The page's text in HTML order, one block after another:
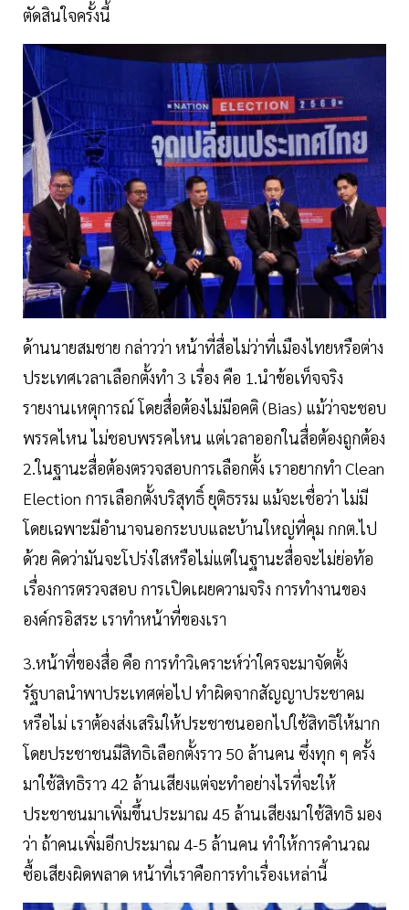
ตัดสินใจครั้งนี้
ด้านนายสมชาย กล่าวว่า หน้าที่สื่อไม่ว่าที่เมืองไทยหรือต่าง
ประเทศเวลาเลือกตั้งทำ 3 เรื่อง คือ 1.นำข้อเท็จจริง
รายงานเหตุการณ์ โดยสื่อต้องไม่มีอคติ (Bias) แม้ว่าจะชอบ
พรรคไหน ไม่ชอบพรรคไหน แต่เวลาออกในสื่อต้องถูกต้อง
2.ในฐานะสื่อต้องตรวจสอบการเลือกตั้ง เราอยากทำ Clean
Election การเลือกตั้งบริสุทธิ์ ยุติธรรม แม้จะเชื่อว่า ไม่มี
โดยเฉพาะมีอำนาจนอกระบบและบ้านใหญ่ที่คุม กกต.ไป
ด้วย คิดว่ามันจะโปร่งใสหรือไม่แต่ในฐานะสื่อจะไม่ย่อท้อ
เรื่องการตรวจสอบ การเปิดเผยความจริง การทำงานของ
องค์กรอิสระ เราทำหน้าที่ของเรา
3.หน้าที่ของสื่อ คือ การทำวิเคราะห์ว่าใครจะมาจัดตั้ง
รัฐบาลนำพาประเทศต่อไป ทำผิดจากสัญญาประชาคม
หรือไม่ เราต้องส่งเสริมให้ประชาชนออกไปใช้สิทธิให้มาก
โดยประชาชนมีสิทธิเลือกตั้งราว 50 ล้านคน ซึ่งทุก ๆ ครั้ง
มาใช้สิทธิราว 42 ล้านเสียงแต่จะทำอย่างไรที่จะให้
ประชาชนมาเพิ่มขึ้นประมาณ 45 ล้านเสียงมาใช้สิทธิ มอง
ว่า ถ้าคนเพิ่มอีกประมาณ 4-5 ล้านคน ทำให้การคำนวณ
ซื้อเสียงผิดพลาด หน้าที่เราคือการทำเรื่องเหล่านี้